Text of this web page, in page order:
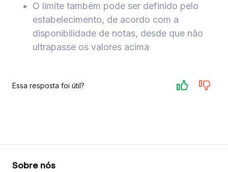
O limite também pode ser definido pelo
estabelecimento, de acordo com a
disponibilidade de notas, desde que não
ultrapasse os valores acima
Essa resposta foi útil?
Sobre nós